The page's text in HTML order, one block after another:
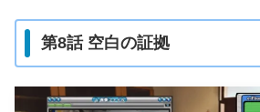
第8話 空白の証拠